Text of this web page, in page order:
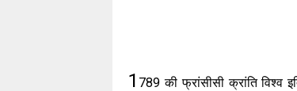
1 789 की फ्रांसीसी क्रांति विश्व